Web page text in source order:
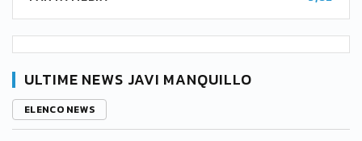
ULTIME NEWS JAVI MANQUILLO
ELENCO NEWS